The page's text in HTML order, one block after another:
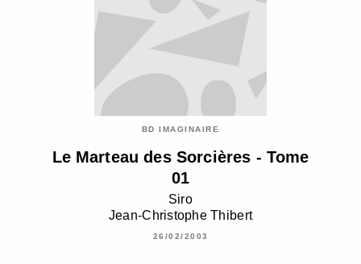
BD IMAGINAIRE
Le Marteau des Sorcières - Tome
01
Siro
Jean-Christophe Thibert
26/02/2003